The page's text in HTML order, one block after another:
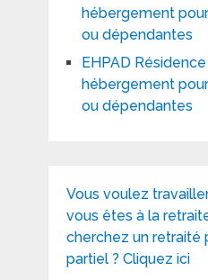
hébergement
ou dépendantes
EHPAD
hébergement
ou dépendantes
Vous voulez
vous êtes à la
cherchez un retraité
partiel ? Cliquez ici